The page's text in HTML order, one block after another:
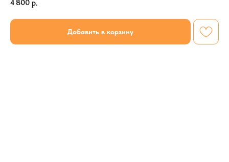
4 800 р.
Добавить в корзину